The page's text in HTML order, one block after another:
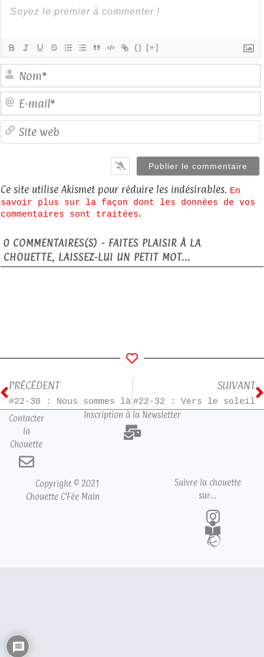
{} [+]
Ce site utilise Akismet pour réduire les indésirables. En
savoir plus sur la façon dont les données de vos
commentaires sont traitées.
0 COMMENTAIRES(S) - FAITES PLAISIR À LA
CHOUETTE, LAISSEZ-LUI UN PETIT MOT...
PRÉCÉDENT
#22-30 : Nous sommes là
SUIVANT
#22-32 : Vers le soleil
Contacter
la
Chouette
Inscription à la Newsletter
Copyright © 2021
Chouette C’Fée Main
Suivre la chouette
sur…